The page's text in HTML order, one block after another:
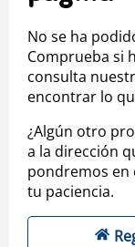
No se ha
Comprueba si
consulta
encontrar lo
¿Algún otro
a la dirección
pondremos en
tu paciencia.